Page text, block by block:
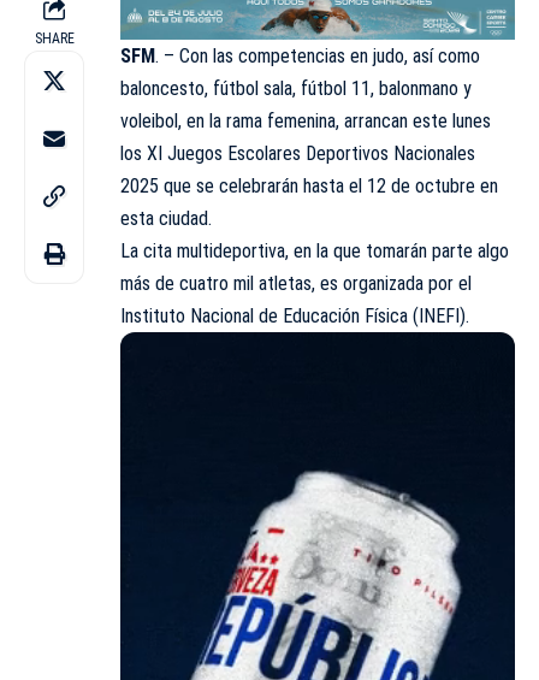
SHARE
SFM. – Con las competencias en judo, así como
baloncesto, fútbol sala, fútbol 11, balonmano y
voleibol, en la rama femenina, arrancan este lunes
los XI Juegos Escolares Deportivos Nacionales
2025 que se celebrarán hasta el 12 de octubre en
esta ciudad.
La cita multideportiva, en la que tomarán parte algo
más de cuatro mil atletas, es organizada por el
Instituto Nacional de Educación Física (INEFI).